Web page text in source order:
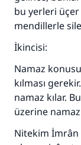
bu yerleri üçer
mendillerle
İkincisi:
Namaz
kılması
namaz kılar.
üzerine namaz
Nitekim İmrân